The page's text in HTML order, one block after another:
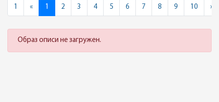
1 «Previous
1 2 3 4 5 6 7 8 9 10 »
Образ описи не загружен.